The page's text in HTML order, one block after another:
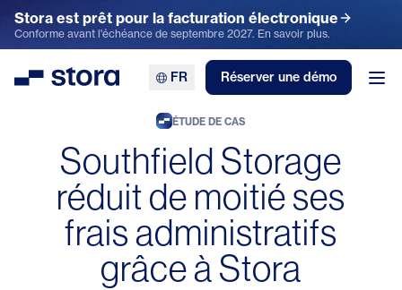
Stora est prêt pour la facturation électronique
Conforme avant l'échéance de septembre 2027. En savoir plus.
Stora FR Réserver une démo
ÉTUDE DE CAS
Southfield Storage
réduit de moitié ses
frais administratifs
grâce à Stora